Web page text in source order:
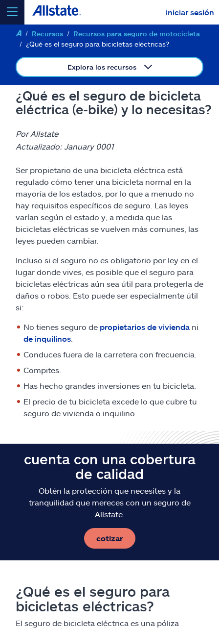
iniciar sesión
seleccionar un producto paracotizar
Select a Product
ir
Seguros y más
Recursos
Reclamos
Asistencia y apoyo
Buscar agente
Explore Allstate
Ashburn, VA 20146
Recursos
Recursos para seguro de motocicleta
¿Qué es el seguro para bicicletas eléctricas?
Explora los recursos
¿Qué es el seguro de bicicleta
eléctrica (e-bike) y lo necesitas?
Por Allstate
Actualizado: January 0001
Ser propietario de una bicicleta eléctrica está
regulado cómo tener una bicicleta normal en la
mayoría de los estados, por lo que a menudo no
hay requisitos específicos de seguro. Las leyes
varían según el estado y, a medida que las
bicicletas eléctricas se vuelven más comunes, las
leyes pueden cambiar.
Incluso si el seguro no es obligatorio por ley en el
lugar donde vives, es posible que el seguro para
bicicletas eléctricas aún sea útil para protegerla de
daños o robos. Esto puede ser especialmente útil
si:
No tienes seguro de propietarios de vivienda ni
de inquilinos
Conduces fuera de la carretera con frecuencia.
Compites.
Has hecho grandes inversiones en tu bicicleta.
El precio de tu bicicleta excede lo que cubre tu
seguro de vivienda o inquilino.
cuenta con una cobertura
de calidad
Obtén la protección que necesites y la
tranquilidad que mereces con un seguro de
Allstate.
cotizar
¿Qué es el seguro para
bicicletas eléctricas?
El seguro de bicicleta eléctrica es una póliza